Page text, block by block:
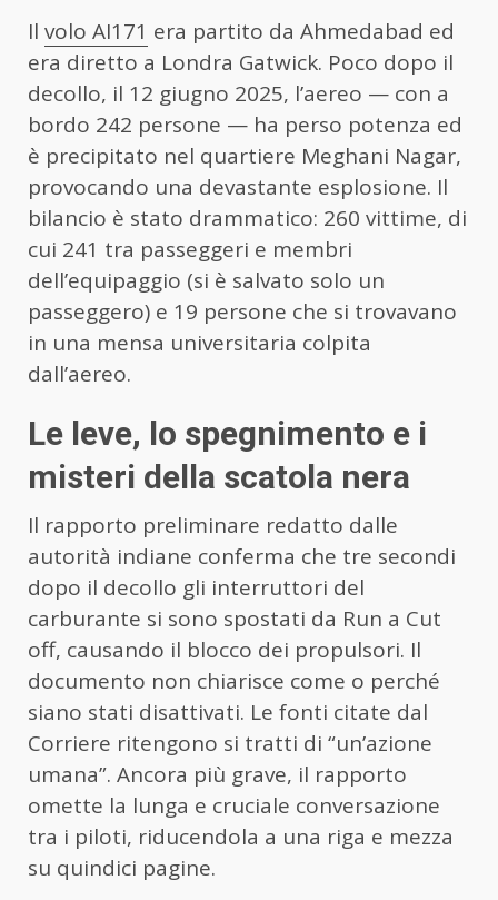
Il volo AI171 era partito da Ahmedabad ed
era diretto a Londra Gatwick. Poco dopo il
decollo, il 12 giugno 2025, l’aereo — con a
bordo 242 persone — ha perso potenza ed
è precipitato nel quartiere Meghani Nagar,
provocando una devastante esplosione. Il
bilancio è stato drammatico: 260 vittime, di
cui 241 tra passeggeri e membri
dell’equipaggio (si è salvato solo un
passeggero) e 19 persone che si trovavano
in una mensa universitaria colpita
dall’aereo.
Le leve, lo spegnimento e i
misteri della scatola nera
Il rapporto preliminare redatto dalle
autorità indiane conferma che tre secondi
dopo il decollo gli interruttori del
carburante si sono spostati da Run a Cut
off, causando il blocco dei propulsori. Il
documento non chiarisce come o perché
siano stati disattivati. Le fonti citate dal
Corriere ritengono si tratti di “un’azione
umana”. Ancora più grave, il rapporto
omette la lunga e cruciale conversazione
tra i piloti, riducendola a una riga e mezza
su quindici pagine.